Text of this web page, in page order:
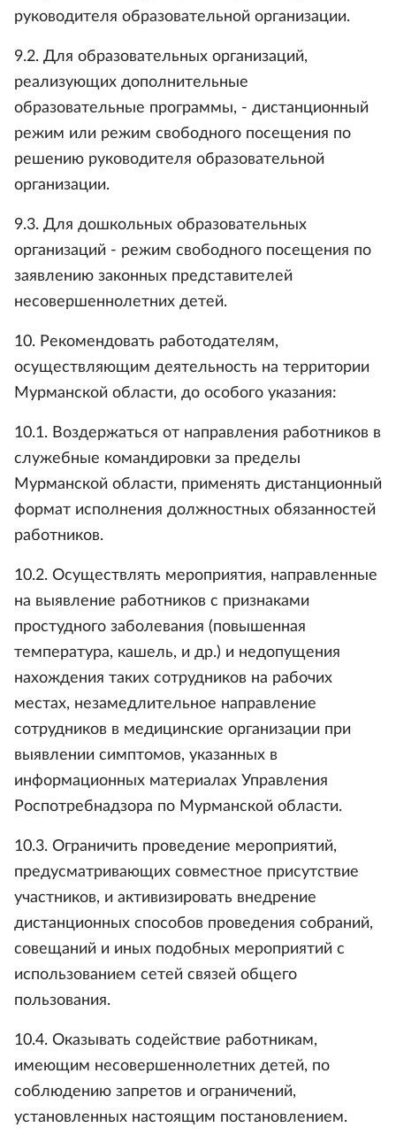
руководителя образовательной организации.
9.2. Для образовательных организаций,
реализующих дополнительные
образовательные программы, - дистанционный
режим или режим свободного посещения по
решению руководителя образовательной
организации.
9.3. Для дошкольных образовательных
организаций - режим свободного посещения по
заявлению законных представителей
несовершеннолетних детей.
10. Рекомендовать работодателям,
осуществляющим деятельность на территории
Мурманской области, до особого указания:
10.1. Воздержаться от направления работников в
служебные командировки за пределы
Мурманской области, применять дистанционный
формат исполнения должностных обязанностей
работников.
10.2. Осуществлять мероприятия, направленные
на выявление работников с признаками
простудного заболевания (повышенная
температура, кашель, и др.) и недопущения
нахождения таких сотрудников на рабочих
местах, незамедлительное направление
сотрудников в медицинские организации при
выявлении симптомов, указанных в
информационных материалах Управления
Роспотребнадзора по Мурманской области.
10.3. Ограничить проведение мероприятий,
предусматривающих совместное присутствие
участников, и активизировать внедрение
дистанционных способов проведения собраний,
совещаний и иных подобных мероприятий с
использованием сетей связей общего
пользования.
10.4. Оказывать содействие работникам,
имеющим несовершеннолетних детей, по
соблюдению запретов и ограничений,
установленных настоящим постановлением.